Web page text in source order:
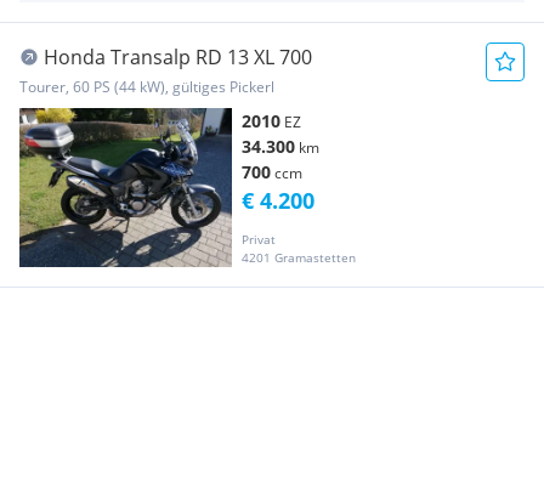
Honda Transalp RD 13 XL 700
Tourer, 60 PS (44 kW), gültiges Pickerl
2010 EZ
34.300 km
700ccm
Privat
4201 Gramastetten
€ 4.200